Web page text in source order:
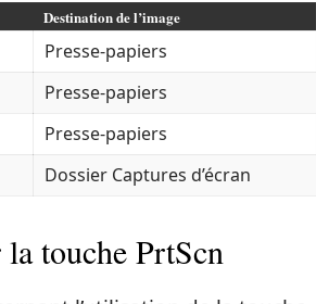
Destination de l’image
Presse-papiers
Presse-papiers
Presse-papiers
Dossier Captures d’écran
touche PrtScn